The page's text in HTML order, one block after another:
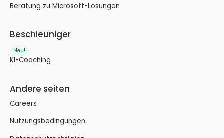
Beratung zu Microsoft-Lösungen
Beschleuniger
Neu!
KI-Coaching
Andere seiten
Careers
Nutzungsbedingungen